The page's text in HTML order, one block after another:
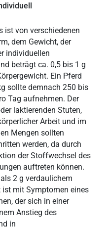
ist von verschiedenen
dem Gewicht, der
individuellen
beträgt ca. 0,5 bis 1 g
Ein Pferd
sollte demnach 250 bis
Tag aufnehmen. Der
laktierenden Stuten,
Arbeit und im
Mengen sollten
werden, da durch
der Stoffwechsel des
auftreten können.
2 g verdaulichem
ist mit Symptomen eines
der sich in einer
Anstieg des
in